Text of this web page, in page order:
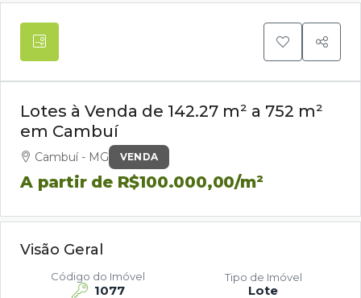
VENDA
Lotes à Venda de 142.27 m² a 752 m²
em Cambuí
Cambuí - MG
A partir de R$100.000,00/m²
Visão Geral
1077
Código do Imóvel
Lote
Tipo de Imóvel